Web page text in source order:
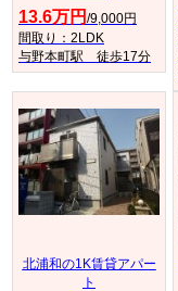
13.6万円 /9,000円
間取り：2LDK
与野本町駅 徒歩17分
北浦和の1K賃貸アパー
ト